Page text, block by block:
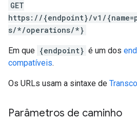
GET
https://{endpoint}/v1/
s/*/operations/*}
Em que {endpoint} é um dos
compatíveis.
Os URLs usam a sintaxe de
Parâmetros de caminho